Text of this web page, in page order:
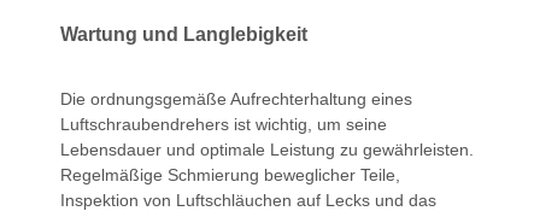
Wartung und Langlebigkeit
Die ordnungsgemäße Aufrechterhaltung eines
Luftschraubendrehers ist wichtig, um seine
Lebensdauer und optimale Leistung zu gewährleisten.
Regelmäßige Schmierung beweglicher Teile,
Inspektion von Luftschläuchen auf Lecks und das